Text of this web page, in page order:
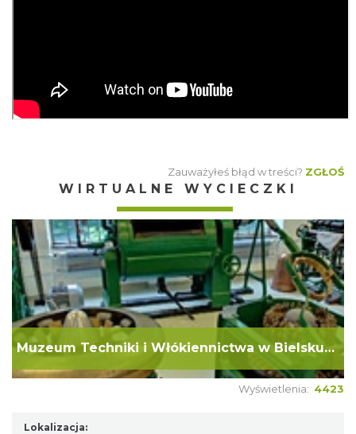
Zauważyłeś błąd w treści? ZGŁOŚ
WIRTUALNE WYCIECZKI
Muzeum Techniki i Włókiennictwa w Bielsku-Białej
Wyświetlenia: 4423
Lokalizacja: